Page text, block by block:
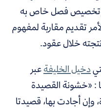
وتخصيص فصل خاص به
تقديم مقاربة لمفهوم
خلال عقود.
دخيل الخليفةعبر
«خشونة القصيدة
وإن أجادت بها، قصيدتا